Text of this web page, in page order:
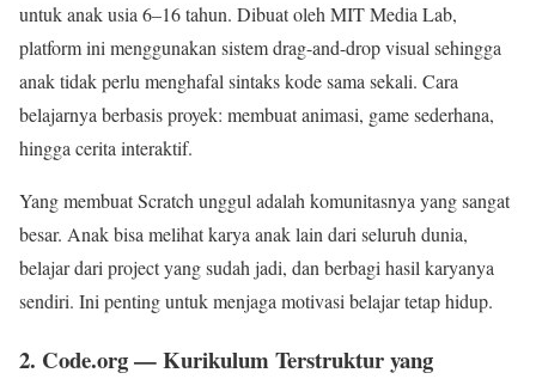
untuk anak usia 6–16 tahun. Dibuat oleh MIT Media Lab,
platform ini menggunakan sistem drag-and-drop visual sehingga
anak tidak perlu menghafal sintaks kode sama sekali. Cara
belajarnya berbasis proyek: membuat animasi, game sederhana,
hingga cerita interaktif.
Yang membuat Scratch unggul adalah komunitasnya yang sangat
besar. Anak bisa melihat karya anak lain dari seluruh dunia,
belajar dari project yang sudah jadi, dan berbagi hasil karyanya
sendiri. Ini penting untuk menjaga motivasi belajar tetap hidup.
2. Code.org — Kurikulum Terstruktur yang